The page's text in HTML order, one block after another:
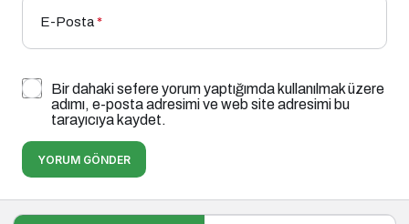
E-Posta*
Bir dahaki sefere yorum yaptığımda kullanılmak üzere
adımı, e-posta adresimi ve web site adresimi bu
tarayıcıya kaydet.
YORUM GÖNDER